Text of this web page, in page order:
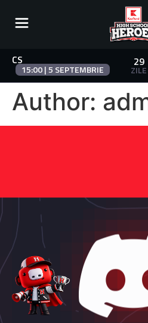
CS
15:00 | 5 SEPTEMBRIE
29
ZILE
Author: